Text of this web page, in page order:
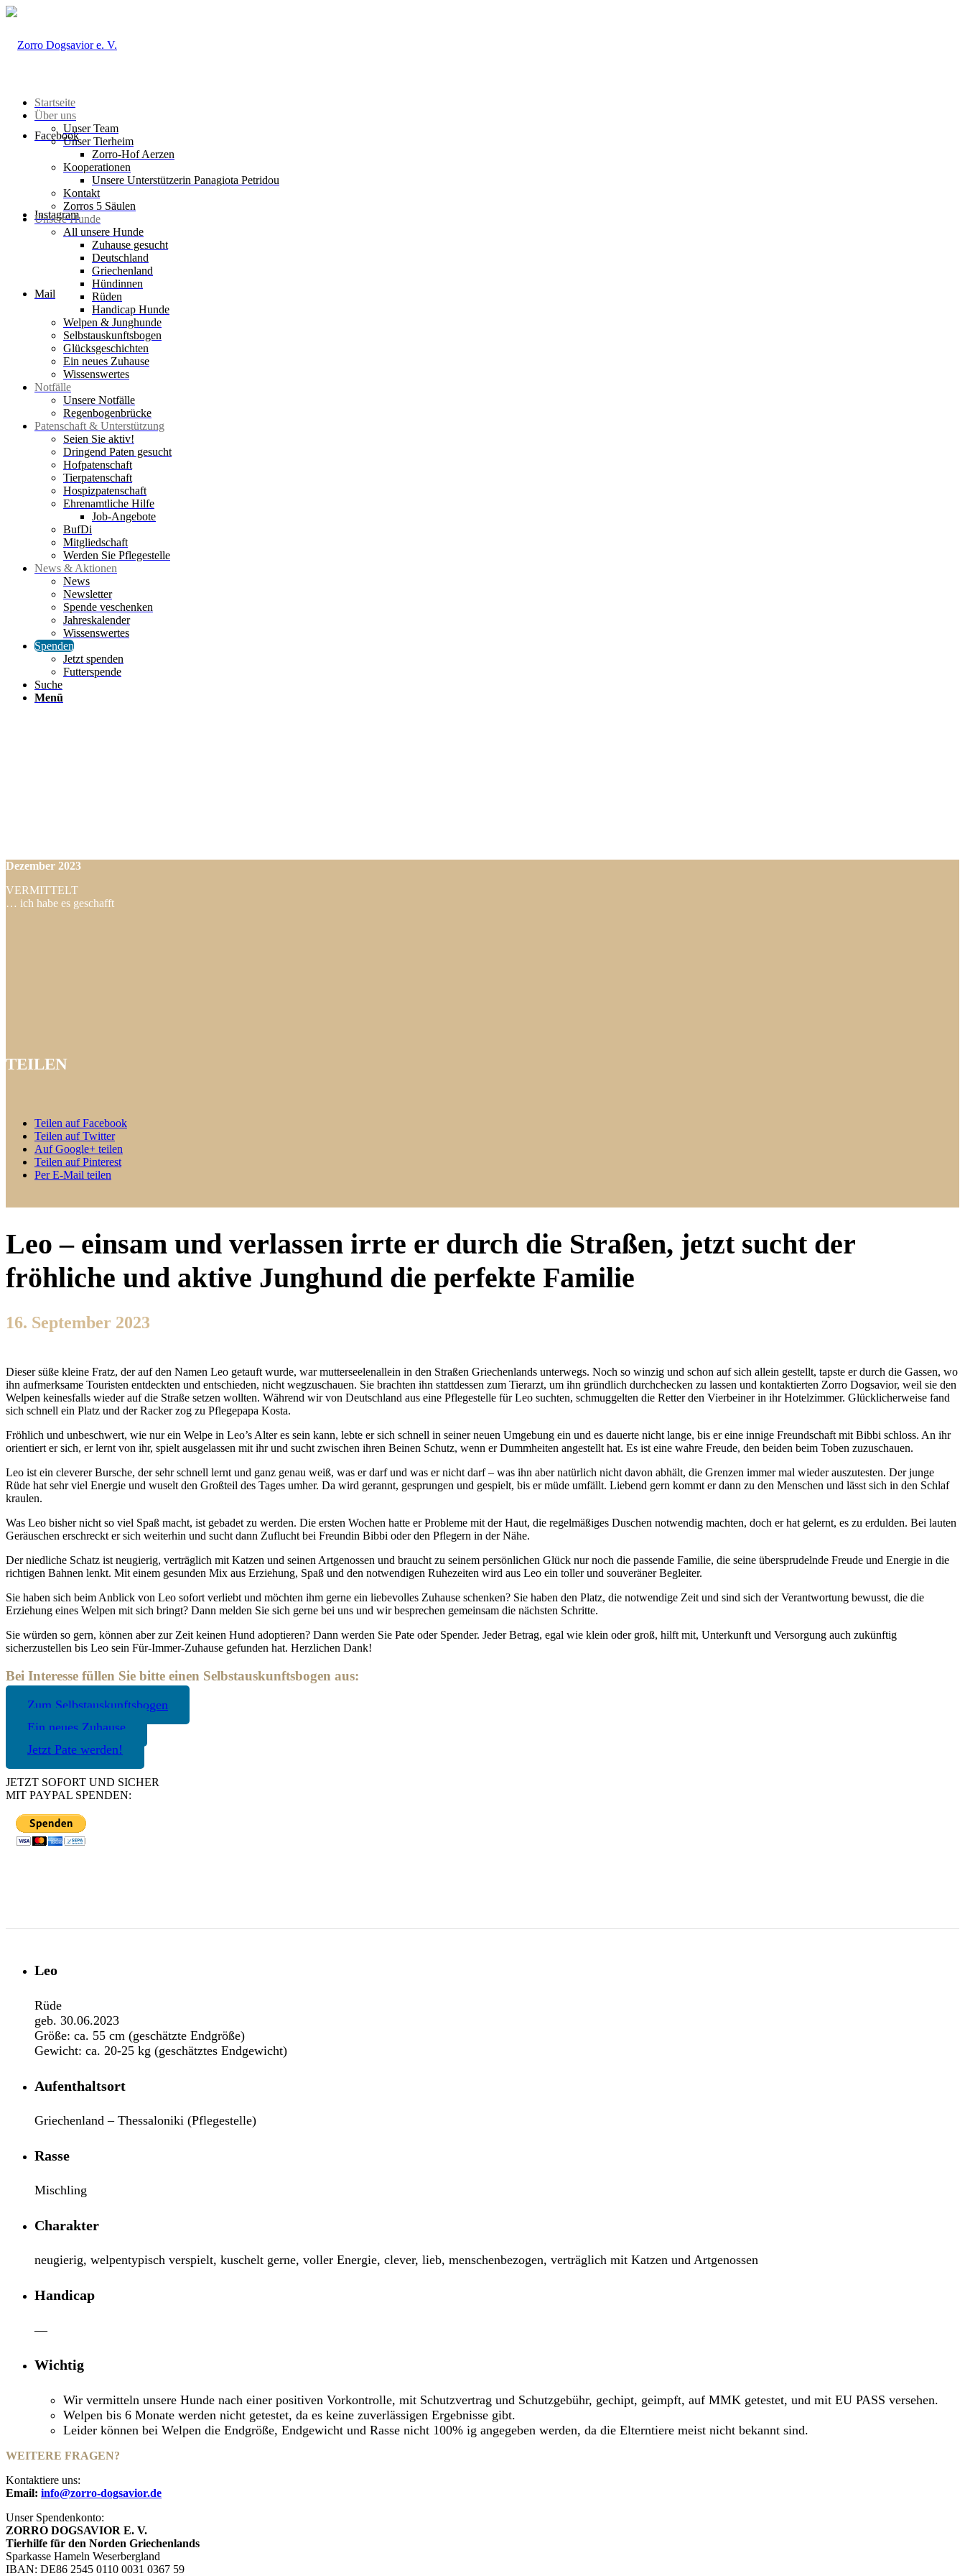
Facebook
Instagram
Mail
Startseite
Über uns
Unser Team
Unser Tierheim
Zorro-Hof Aerzen
Kooperationen
Unsere Unterstützerin Panagiota Petridou
Kontakt
Zorros 5 Säulen
Unsere Hunde
All unsere Hunde
Zuhause gesucht
Deutschland
Griechenland
Hündinnen
Rüden
Handicap Hunde
Welpen & Junghunde
Selbstauskunftsbogen
Glücksgeschichten
Ein neues Zuhause
Wissenswertes
Notfälle
Unsere Notfälle
Regenbogenbrücke
Patenschaft & Unterstützung
Seien Sie aktiv!
Dringend Paten gesucht
Hofpatenschaft
Tierpatenschaft
Hospizpatenschaft
Ehrenamtliche Hilfe
Job-Angebote
BufDi
Mitgliedschaft
Werden Sie Pflegestelle
News & Aktionen
News
Newsletter
Spende veschenken
Jahreskalender
Wissenswertes
Spenden
Jetzt spenden
Futterspende
Suche
Menü
Dezember 2023
VERMITTELT
… ich habe es geschafft
TEILEN
Teilen auf Facebook
Teilen auf Twitter
Auf Google+ teilen
Teilen auf Pinterest
Per E-Mail teilen
Leo – einsam und verlassen irrte er durch die Straßen, jetzt sucht der
fröhliche und aktive Junghund die perfekte Familie
16. September 2023
Dieser süße kleine Fratz, der auf den Namen Leo getauft wurde, war mutterseelenallein in den Straßen Griechenlands unterwegs. Noch so winzig und schon auf sich allein gestellt, tapste er durch die Gassen, wo
ihn aufmerksame Touristen entdeckten und entschieden, nicht wegzuschauen. Sie brachten ihn stattdessen zum Tierarzt, um ihn gründlich durchchecken zu lassen und kontaktierten Zorro Dogsavior, weil sie den
Welpen keinesfalls wieder auf die Straße setzen wollten. Während wir von Deutschland aus eine Pflegestelle für Leo suchten, schmuggelten die Retter den Vierbeiner in ihr Hotelzimmer. Glücklicherweise fand
sich schnell ein Platz und der Racker zog zu Pflegepapa Kosta.
Fröhlich und unbeschwert, wie nur ein Welpe in Leo’s Alter es sein kann, lebte er sich schnell in seiner neuen Umgebung ein und es dauerte nicht lange, bis er eine innige Freundschaft mit Bibbi schloss. An ihr
orientiert er sich, er lernt von ihr, spielt ausgelassen mit ihr und sucht zwischen ihren Beinen Schutz, wenn er Dummheiten angestellt hat. Es ist eine wahre Freude, den beiden beim Toben zuzuschauen.
Leo ist ein cleverer Bursche, der sehr schnell lernt und ganz genau weiß, was er darf und was er nicht darf – was ihn aber natürlich nicht davon abhält, die Grenzen immer mal wieder auszutesten. Der junge
Rüde hat sehr viel Energie und wuselt den Großteil des Tages umher. Da wird gerannt, gesprungen und gespielt, bis er müde umfällt. Liebend gern kommt er dann zu den Menschen und lässt sich in den Schlaf
kraulen.
Was Leo bisher nicht so viel Spaß macht, ist gebadet zu werden. Die ersten Wochen hatte er Probleme mit der Haut, die regelmäßiges Duschen notwendig machten, doch er hat gelernt, es zu erdulden. Bei lauten
Geräuschen erschreckt er sich weiterhin und sucht dann Zuflucht bei Freundin Bibbi oder den Pflegern in der Nähe.
Der niedliche Schatz ist neugierig, verträglich mit Katzen und seinen Artgenossen und braucht zu seinem persönlichen Glück nur noch die passende Familie, die seine übersprudelnde Freude und Energie in die
richtigen Bahnen lenkt. Mit einem gesunden Mix aus Erziehung, Spaß und den notwendigen Ruhezeiten wird aus Leo ein toller und souveräner Begleiter.
Sie haben sich beim Anblick von Leo sofort verliebt und möchten ihm gerne ein liebevolles Zuhause schenken? Sie haben den Platz, die notwendige Zeit und sind sich der Verantwortung bewusst, die die
Erziehung eines Welpen mit sich bringt? Dann melden Sie sich gerne bei uns und wir besprechen gemeinsam die nächsten Schritte.
Sie würden so gern, können aber zur Zeit keinen Hund adoptieren? Dann werden Sie Pate oder Spender. Jeder Betrag, egal wie klein oder groß, hilft mit, Unterkunft und Versorgung auch zukünftig
sicherzustellen bis Leo sein Für-Immer-Zuhause gefunden hat. Herzlichen Dank!
Bei Interesse füllen Sie bitte einen Selbstauskunftsbogen aus:
Zum Selbstauskunftsbogen
Ein neues Zuhause
Jetzt Pate werden!
JETZT SOFORT UND SICHER
MIT PAYPAL SPENDEN:
Leo
Rüde
geb. 30.06.2023
Größe: ca. 55 cm (geschätzte Endgröße)
Gewicht: ca. 20-25 kg (geschätztes Endgewicht)
Aufenthaltsort
Griechenland – Thessaloniki (Pflegestelle)
Rasse
Mischling
Charakter
neugierig, welpentypisch verspielt, kuschelt gerne, voller Energie, clever, lieb, menschenbezogen, verträglich mit Katzen und Artgenossen
Handicap
—
Wichtig
Wir vermitteln unsere Hunde nach einer positiven Vorkontrolle, mit Schutzvertrag und Schutzgebühr, gechipt, geimpft, auf MMK getestet, und mit EU PASS versehen.
Welpen bis 6 Monate werden nicht getestet, da es keine zuverlässigen Ergebnisse gibt.
Leider können bei Welpen die Endgröße, Endgewicht und Rasse nicht 100% ig angegeben werden, da die Elterntiere meist nicht bekannt sind.
WEITERE FRAGEN?
Kontaktiere uns:
Email: info@zorro-dogsavior.de
Unser Spendenkonto:
ZORRO DOGSAVIOR E. V.
Tierhilfe für den Norden Griechenlands
Sparkasse Hameln Weserbergland
IBAN: DE86 2545 0110 0031 0367 59